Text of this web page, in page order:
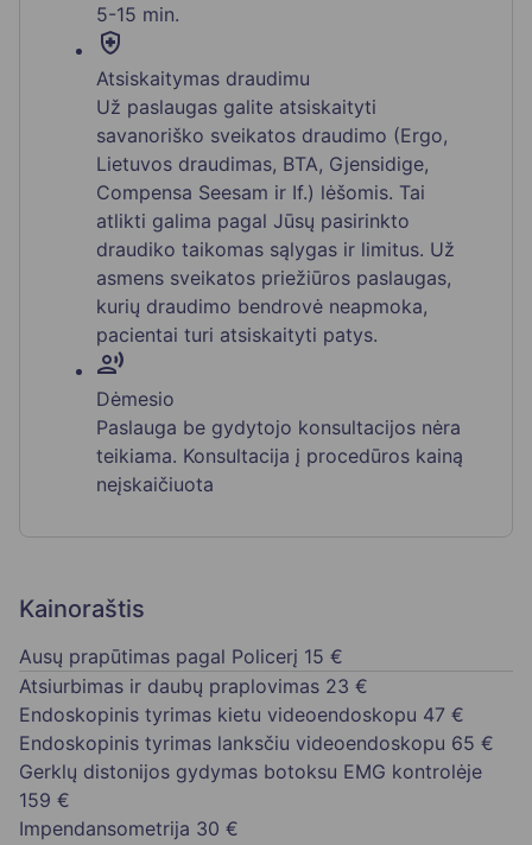
5-15 min.
health_and_safety
Atsiskaitymas draudimu
Už paslaugas galite atsiskaityti
savanoriško sveikatos draudimo (Ergo,
Lietuvos draudimas, BTA, Gjensidige,
Compensa Seesam ir If.) lėšomis. Tai
atlikti galima pagal Jūsų pasirinkto
draudiko taikomas sąlygas ir limitus. Už
asmens sveikatos priežiūros paslaugas,
kurių draudimo bendrovė neapmoka,
pacientai turi atsiskaityti patys.
record_voice_over
Dėmesio
Paslauga be gydytojo konsultacijos nėra
teikiama. Konsultacija į procedūros kainą
neįskaičiuota
Kainoraštis
Ausų prapūtimas pagal Policerį 15 €
Atsiurbimas ir daubų praplovimas 23 €
Endoskopinis tyrimas kietu videoendoskopu 47 €
Endoskopinis tyrimas lanksčiu videoendoskopu 65 €
Gerklų distonijos gydymas botoksu EMG kontrolėje
159 €
Impendansometrija 30 €